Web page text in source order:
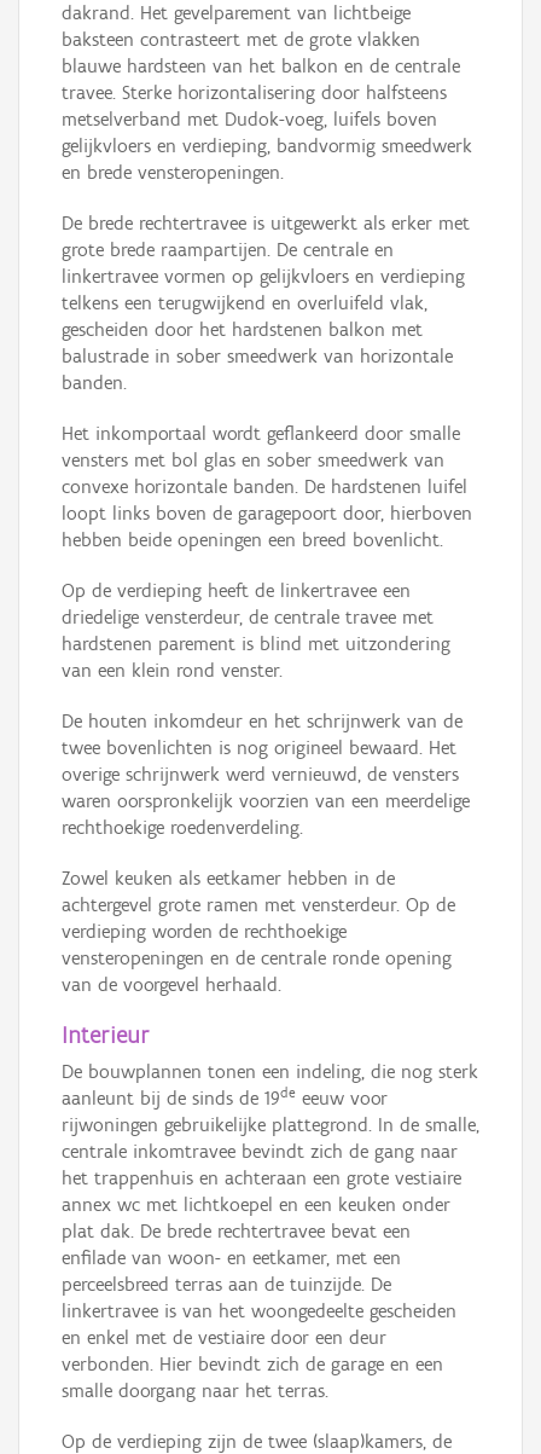
dakrand. Het gevelparement van lichtbeige
baksteen contrasteert met de grote vlakken
blauwe hardsteen van het balkon en de centrale
travee. Sterke horizontalisering door halfsteens
metselverband met Dudok-voeg, luifels boven
gelijkvloers en verdieping, bandvormig smeedwerk
en brede vensteropeningen.
De brede rechtertravee is uitgewerkt als erker met
grote brede raampartijen. De centrale en
linkertravee vormen op gelijkvloers en verdieping
telkens een terugwijkend en overluifeld vlak,
gescheiden door het hardstenen balkon met
balustrade in sober smeedwerk van horizontale
banden.
Het inkomportaal wordt geflankeerd door smalle
vensters met bol glas en sober smeedwerk van
convexe horizontale banden. De hardstenen luifel
loopt links boven de garagepoort door, hierboven
hebben beide openingen een breed bovenlicht.
Op de verdieping heeft de linkertravee een
driedelige vensterdeur, de centrale travee met
hardstenen parement is blind met uitzondering
van een klein rond venster.
De houten inkomdeur en het schrijnwerk van de
twee bovenlichten is nog origineel bewaard. Het
overige schrijnwerk werd vernieuwd, de vensters
waren oorspronkelijk voorzien van een meerdelige
rechthoekige roedenverdeling.
Zowel keuken als eetkamer hebben in de
achtergevel grote ramen met vensterdeur. Op de
verdieping worden de rechthoekige
vensteropeningen en de centrale ronde opening
van de voorgevel herhaald.
Interieur
De bouwplannen tonen een indeling, die nog sterk
aanleunt bij de sinds de 19de eeuw voor
rijwoningen gebruikelijke plattegrond. In de smalle,
centrale inkomtravee bevindt zich de gang naar
het trappenhuis en achteraan een grote vestiaire
annex wc met lichtkoepel en een keuken onder
plat dak. De brede rechtertravee bevat een
enfilade van woon- en eetkamer, met een
perceelsbreed terras aan de tuinzijde. De
linkertravee is van het woongedeelte gescheiden
en enkel met de vestiaire door een deur
verbonden. Hier bevindt zich de garage en een
smalle doorgang naar het terras.
Op de verdieping zijn de twee (slaap)kamers, de